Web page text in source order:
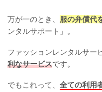
万が一のとき、 服の弁償代
ンタルサポート」。
ファッションレンタルサー
利なサービスです。
でもこれって、 全ての利用